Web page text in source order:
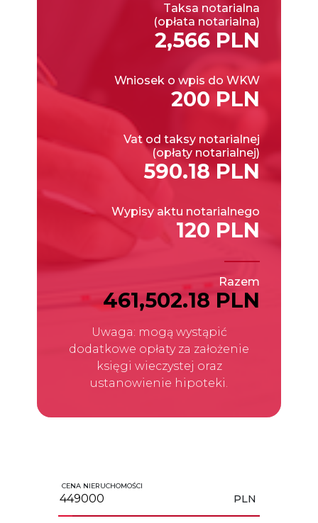
Taksa notarialna
(opłata notarialna)
2,566 PLN
Wniosek o wpis do WKW
200 PLN
Vat od taksy notarialnej
(opłaty notarialnej)
590.18 PLN
Wypisy aktu notarialnego
120 PLN
Razem
461,502.18 PLN
Uwaga: mogą wystąpić
dodatkowe opłaty za założenie
księgi wieczystej oraz
ustanowienie hipoteki.
CENA NIERUCHOMOŚCI
PLN